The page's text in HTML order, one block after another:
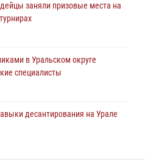
в эфире телекомпании
заняли призовые места на
в Уральском округе
специалисты
десантирования на Урале